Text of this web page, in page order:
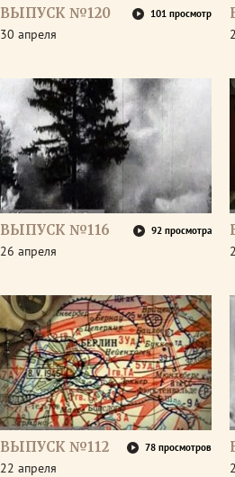
ВЫПУСК №120 101 просмотр
30 апреля
ВЫПУСК №116 92 просмотра
26 апреля
ВЫПУСК №112 78 просмотров
22 апреля